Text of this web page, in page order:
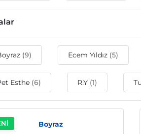
(9) Ecem Yıldız (5)
Esthe (6) R.Y (1)
Boyraz